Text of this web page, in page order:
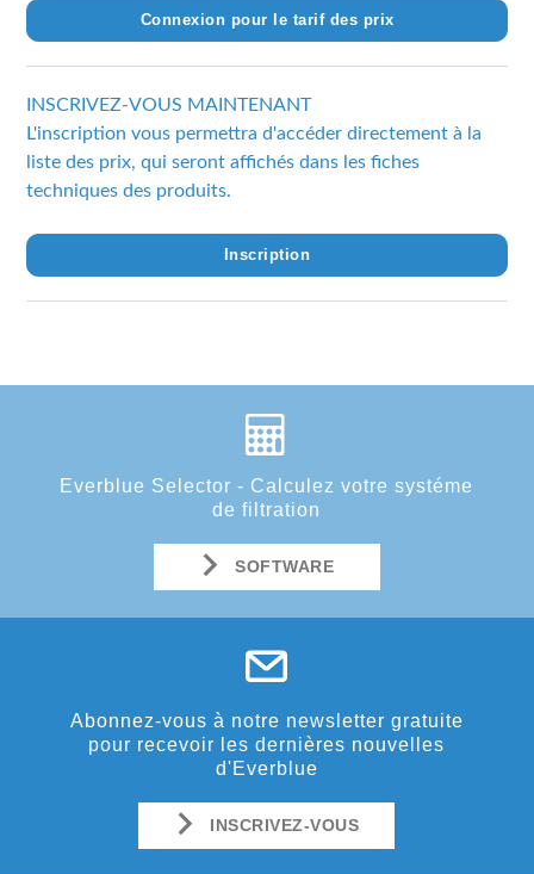
Connexion pour le tarif des prix
INSCRIVEZ-VOUS MAINTENANT
L'inscription vous permettra d'accéder directement à la
liste des prix, qui seront affichés dans les fiches
techniques des produits.
Inscription
Everblue Selector - Calculez votre systéme
de filtration
SOFTWARE
Abonnez-vous à notre newsletter gratuite
pour recevoir les dernières nouvelles
d'Everblue
INSCRIVEZ-VOUS